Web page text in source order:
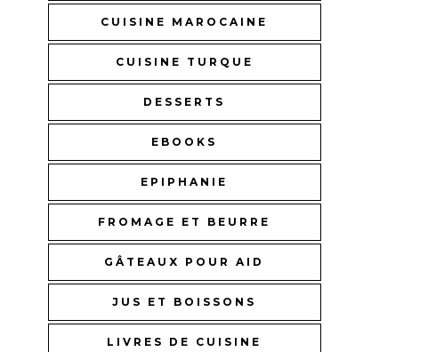
CUISINE MAROCAINE
CUISINE TURQUE
DESSERTS
EBOOKS
EPIPHANIE
FROMAGE ET BEURRE
GÂTEAUX POUR AID
JUS ET BOISSONS
LIVRES DE CUISINE